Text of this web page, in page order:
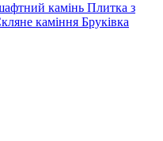
камінь Плитка з
каміння Бруківка